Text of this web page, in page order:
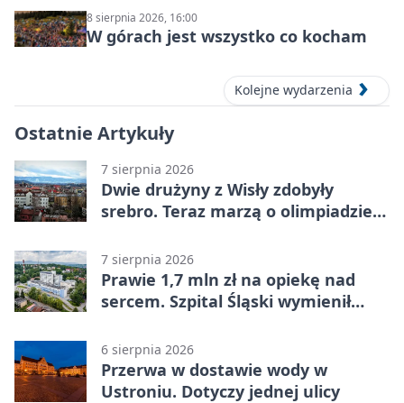
8 sierpnia 2026, 16:00
W górach jest wszystko co kocham
Kolejne wydarzenia
Ostatnie Artykuły
7 sierpnia 2026
Dwie drużyny z Wisły zdobyły
srebro. Teraz marzą o olimpiadzie
7 sierpnia 2026
Prawie 1,7 mln zł na opiekę nad
sercem. Szpital Śląski wymienił
6 sierpnia 2026
Przerwa w dostawie wody w
Ustroniu. Dotyczy jednej ulicy